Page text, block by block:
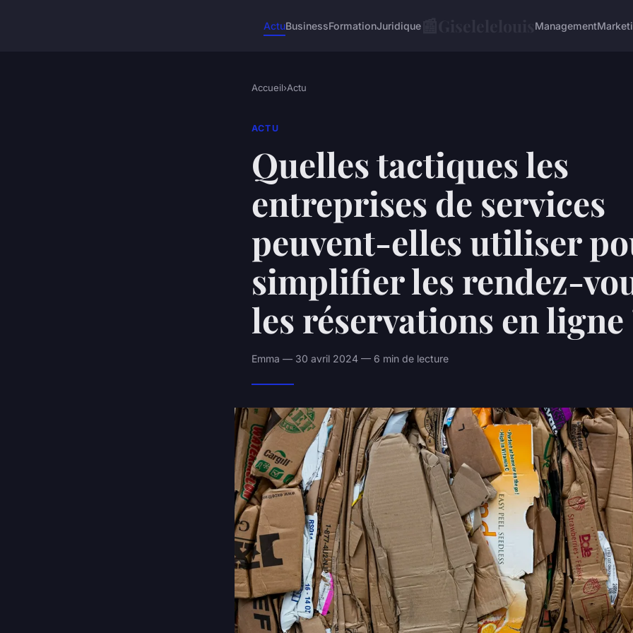
ActuBusinessFormationJuridique Management
Accueil›Actu
ACTU
Quelles tactiques les
entreprises de services
peuvent-elles utiliser
simplifier les rendez-
les réservations en ligne
Emma — 30 avril 2024 — 6 min de lecture